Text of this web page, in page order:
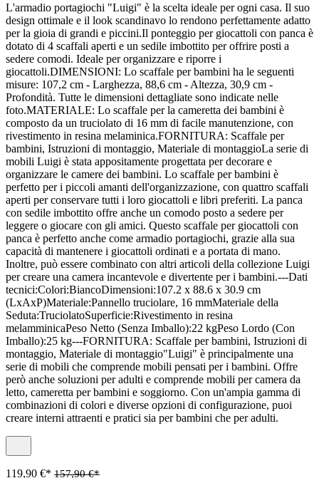
L'armadio portagiochi "Luigi" è la scelta ideale per ogni casa. Il suo
design ottimale e il look scandinavo lo rendono perfettamente adatto
per la gioia di grandi e piccini.Il ponteggio per giocattoli con panca è
dotato di 4 scaffali aperti e un sedile imbottito per offrire posti a
sedere comodi. Ideale per organizzare e riporre i
giocattoli.DIMENSIONI: Lo scaffale per bambini ha le seguenti
misure: 107,2 cm - Larghezza, 88,6 cm - Altezza, 30,9 cm -
Profondità. Tutte le dimensioni dettagliate sono indicate nelle
foto.MATERIALE: Lo scaffale per la cameretta dei bambini è
composto da un truciolato di 16 mm di facile manutenzione, con
rivestimento in resina melaminica.FORNITURA: Scaffale per
bambini, Istruzioni di montaggio, Materiale di montaggioLa serie di
mobili Luigi è stata appositamente progettata per decorare e
organizzare le camere dei bambini. Lo scaffale per bambini è
perfetto per i piccoli amanti dell'organizzazione, con quattro scaffali
aperti per conservare tutti i loro giocattoli e libri preferiti. La panca
con sedile imbottito offre anche un comodo posto a sedere per
leggere o giocare con gli amici. Questo scaffale per giocattoli con
panca è perfetto anche come armadio portagiochi, grazie alla sua
capacità di mantenere i giocattoli ordinati e a portata di mano.
Inoltre, può essere combinato con altri articoli della collezione Luigi
per creare una camera incantevole e divertente per i bambini.---Dati
tecnici:Colori:BiancoDimensioni:107.2 x 88.6 x 30.9 cm
(LxAxP)Materiale:Pannello truciolare, 16 mmMateriale della
Seduta:TruciolatoSuperficie:Rivestimento in resina
melamminicaPeso Netto (Senza Imballo):22 kgPeso Lordo (Con
Imballo):25 kg---FORNITURA: Scaffale per bambini, Istruzioni di
montaggio, Materiale di montaggio"Luigi" è principalmente una
serie di mobili che comprende mobili pensati per i bambini. Offre
però anche soluzioni per adulti e comprende mobili per camera da
letto, cameretta per bambini e soggiorno. Con un'ampia gamma di
combinazioni di colori e diverse opzioni di configurazione, puoi
creare interni attraenti e pratici sia per bambini che per adulti.
119,90 €* 157,90 €*